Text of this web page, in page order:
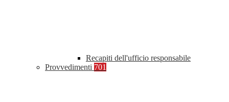
Recapiti dell'ufficio responsabile
Provvedimenti 701